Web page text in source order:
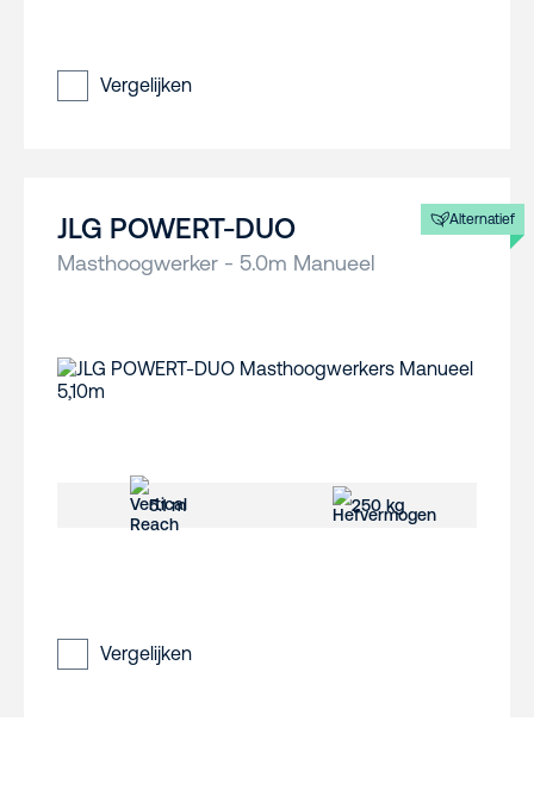
Vergelijken
Alternatief
JLG POWERT-DUO
Masthoogwerker - 5.0m Manueel
5.1 m 250 kg
Vergelijken